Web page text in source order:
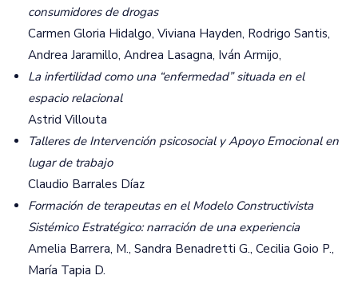
consumidores de drogas
Carmen Gloria Hidalgo, Viviana Hayden, Rodrigo Santis,
Andrea Jaramillo, Andrea Lasagna, Iván Armijo,
La infertilidad como una “enfermedad” situada en el
espacio relacional
Astrid Villouta
Talleres de Intervención psicosocial y Apoyo Emocional en
lugar de trabajo
Claudio Barrales Díaz
Formación de terapeutas en el Modelo Constructivista
Sistémico Estratégico: narración de una experiencia
Amelia Barrera, M., Sandra Benadretti G., Cecilia Goio P.,
María Tapia D.